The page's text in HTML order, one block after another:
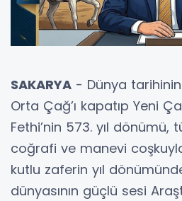
SAKARYA - Dünya tarihinin
Orta Çağ’ı kapatıp Yeni
Fethi’nin 573. yıl
coğrafi ve manevi
kutlu zaferin yıl
dünyasının güçlü sesi